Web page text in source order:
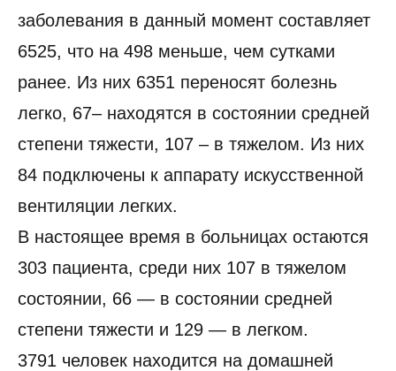
заболевания в данный момент составляет
6525, что на 498 меньше, чем сутками
ранее. Из них 6351 переносят болезнь
легко, 67– находятся в состоянии средней
степени тяжести, 107 – в тяжелом. Из них
84 подключены к аппарату искусственной
вентиляции легких.
В настоящее время в больницах остаются
303 пациента, среди них 107 в тяжелом
состоянии, 66 — в состоянии средней
степени тяжести и 129 — в легком.
3791 человек находится на домашней